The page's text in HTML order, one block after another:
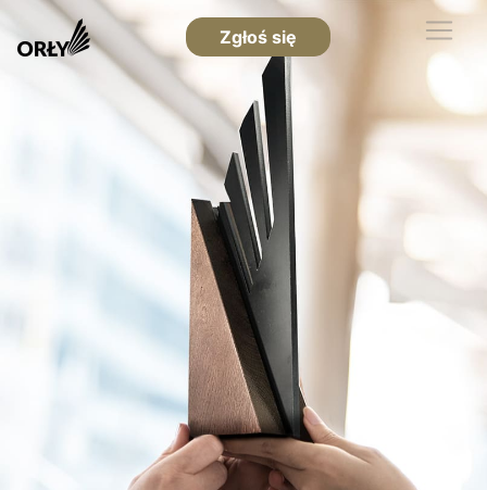
Zgłoś się